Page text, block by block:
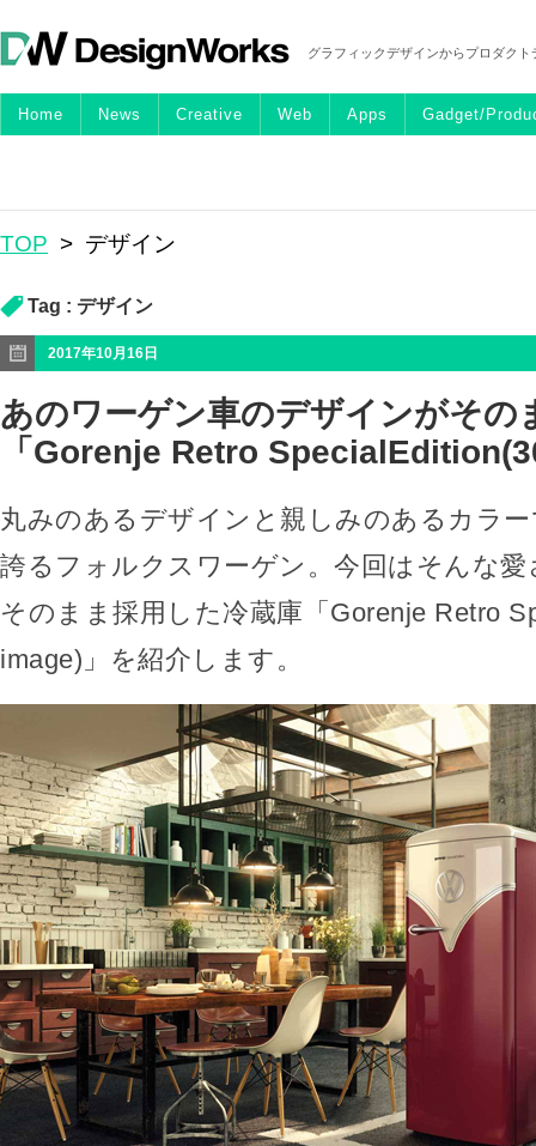
グラフィックデザインからプロダク
Home News Creative Web Apps Gadget/
TOP > デザイン
Tag : デザイン
2017年10月16日
あのワーゲン車のデザインがその
「Gorenje Retro
丸みのあるデザインと親しみのあるカラ
誇るフォルクスワーゲン。今回はそんな
そのまま採用した冷蔵庫「Gorenje Retro
image)」を紹介します。